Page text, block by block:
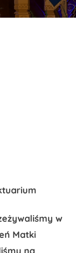
w
Matki